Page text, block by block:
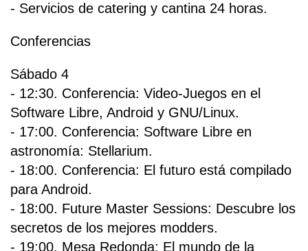
- Servicios de catering y cantina 24 horas.
Conferencias
Sábado 4
- 12:30. Conferencia: Video-Juegos en el
Software Libre, Android y GNU/Linux.
- 17:00. Conferencia: Software Libre en
astronomía: Stellarium.
- 18:00. Conferencia: El futuro está compilado
para Android.
- 18:00. Future Master Sessions: Descubre los
secretos de los mejores modders.
- 19:00. Mesa Redonda: El mundo de la